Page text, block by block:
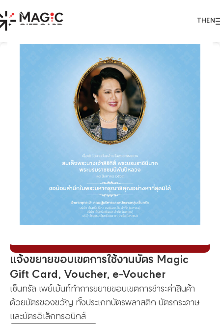
THEN
แจ้งขยายขอบเขตการใช้งานบัตร Magic
Gift Card, Voucher, e-Voucher
เซ็นทรัล เพย์เม้นท์ทำการขยายขอบเขตการชำระค่าสินค้า
ด้วยบัตรของขวัญ ทั้งประเกทบัตรพลาสติก บัตรกระดาษ
และบัตรอิเล็กทรอนิกส์